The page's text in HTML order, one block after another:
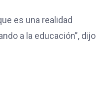
es una realidad
a la educación”, dijo